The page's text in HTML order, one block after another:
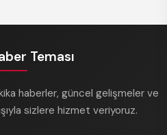
Teması
haberler, güncel gelişmeler ve
sizlere hizmet veriyoruz.